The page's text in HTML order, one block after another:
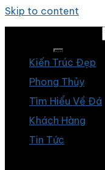
Skip to content
Kiến Trúc Đẹp
Phong Thủy
Tìm Hiểu Về Đá
Khách Hàng
Tin Tức